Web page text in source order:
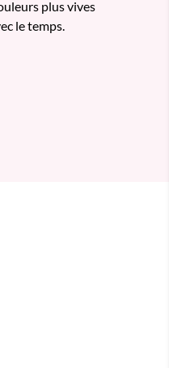
plus vives
le temps.